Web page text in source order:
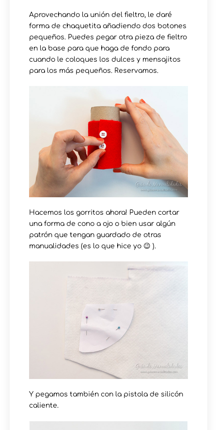
Aprovechando la unión del fieltro, le daré
forma de chaquetita añadiendo dos botones
pequeños. Puedes pegar otra pieza de fieltro
en la base para que haga de fondo para
cuando le coloques los dulces y mensajitos
para los más pequeños. Reservamos.
Hacemos los gorritos ahora! Pueden cortar
una forma de cono a ojo o bien usar algún
patrón que tengan guardado de otras
manualidades (es lo que hice yo 😉 ).
Y pegamos también con la pistola de silicón
caliente.